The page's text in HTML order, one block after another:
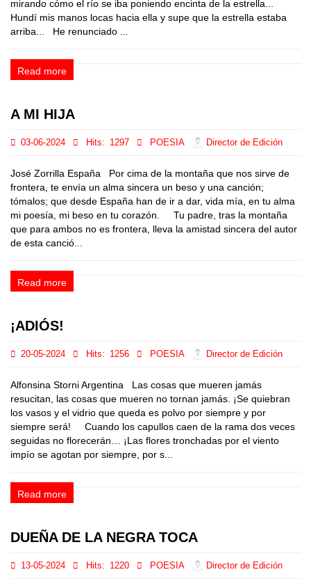
mirando cómo el río se iba poniendo encinta de la estrella...
Hundí mis manos locas hacia ella y supe que la estrella estaba
arriba... He renunciado ...
Read more
A MI HIJA
03-06-2024 Hits: 1297 POESIA Director de Edición
José Zorrilla España Por cima de la montaña que nos sirve de
frontera, te envía un alma sincera un beso y una canción;
tómalos; que desde España han de ir a dar, vida mía, en tu alma
mi poesía, mi beso en tu corazón. Tu padre, tras la montaña
que para ambos no es frontera, lleva la amistad sincera del autor
de esta canció...
Read more
¡ADIÓS!
20-05-2024 Hits: 1256 POESIA Director de Edición
Alfonsina Storni Argentina Las cosas que mueren jamás
resucitan, las cosas que mueren no tornan jamás. ¡Se quiebran
los vasos y el vidrio que queda es polvo por siempre y por
siempre será! Cuando los capullos caen de la rama dos veces
seguidas no florecerán… ¡Las flores tronchadas por el viento
impío se agotan por siempre, por s...
Read more
DUEÑA DE LA NEGRA TOCA
13-05-2024 Hits: 1220 POESIA Director de Edición